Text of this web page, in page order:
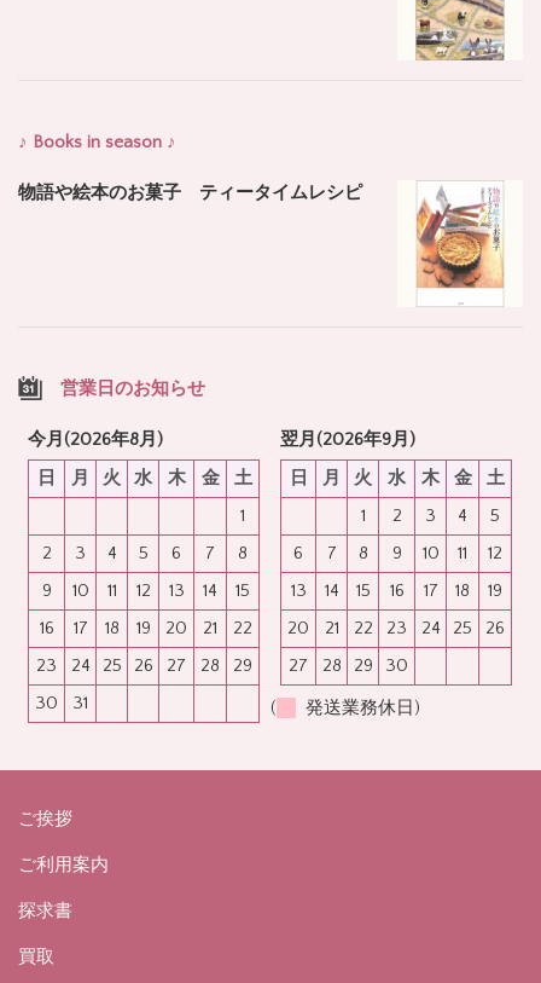
♪ Books in season ♪
物語や絵本のお菓子 ティータイムレシピ
営業日のお知らせ
今月(2026年8月)
日
月 火 水 木 金
土
1
2
3 4 5 6 7
8
9
10 11 12 13 14
15
16
17 18 19 20 21
22
23
24 25 26 27 28
29
30
31
翌月(2026年9月)
日
月 火 水 木 金
土
1
2 3 4
5
6
7 8 9 10 11
12
13
14 15 16 17 18
19
20
21 22 23 24 25
26
27
28 29 30
( 発送業務休日)
ご挨拶
ご利用案内
探求書
買取